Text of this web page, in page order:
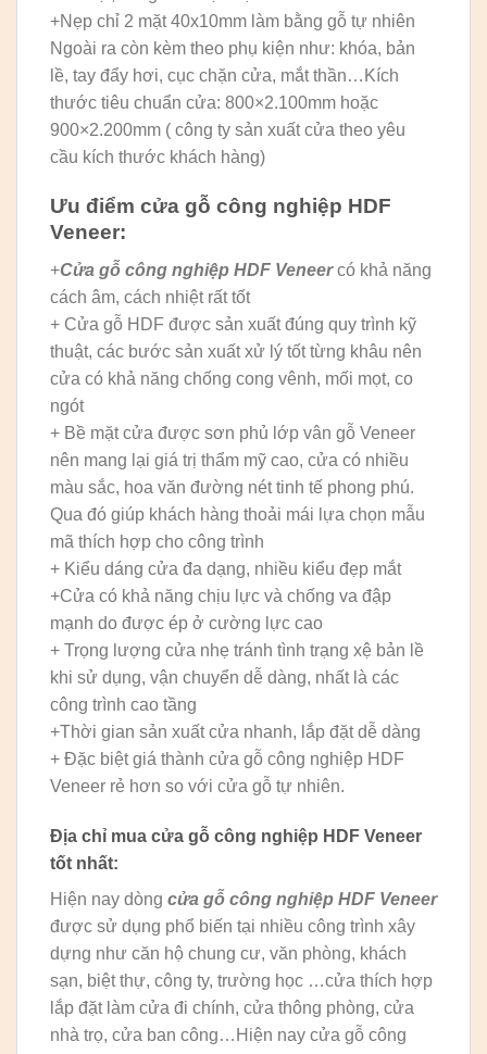
+Nẹp chỉ 2 mặt 40x10mm làm bằng gỗ tự nhiên
Ngoài ra còn kèm theo phụ kiện như: khóa, bản
lề, tay đẩy hơi, cục chặn cửa, mắt thần…Kích
thước tiêu chuẩn cửa: 800×2.100mm hoặc
900×2.200mm ( công ty sản xuất cửa theo yêu
cầu kích thước khách hàng)
Ưu điểm cửa gỗ công nghiệp HDF
Veneer:
+Cửa gỗ công nghiệp HDF Veneercó khả năng
cách âm, cách nhiệt rất tốt
+ Cửa gỗ HDF được sản xuất đúng quy trình kỹ
thuật, các bước sản xuất xử lý tốt từng khâu nên
cửa có khả năng chống cong vênh, mối mọt, co
ngót
+ Bề mặt cửa được sơn phủ lớp vân gỗ Veneer
nên mang lại giá trị thẩm mỹ cao, cửa có nhiều
màu sắc, hoa văn đường nét tinh tế phong phú.
Qua đó giúp khách hàng thoải mái lựa chọn mẫu
mã thích hợp cho công trình
+ Kiểu dáng cửa đa dạng, nhiều kiểu đẹp mắt
+Cửa có khả năng chịu lực và chống va đập
mạnh do được ép ở cường lực cao
+ Trọng lượng cửa nhẹ tránh tình trạng xệ bản lề
khi sử dụng, vận chuyển dễ dàng, nhất là các
công trình cao tầng
+Thời gian sản xuất cửa nhanh, lắp đặt dễ dàng
+ Đặc biệt giá thành cửa gỗ công nghiệp HDF
Veneer rẻ hơn so với cửa gỗ tự nhiên.
Địa chỉ mua cửa gỗ công nghiệp HDF Veneer
tốt nhất:
Hiện nay dòng cửa gỗ công nghiệp HDF Veneer
được sử dụng phổ biến tại nhiều công trình xây
dựng như căn hộ chung cư, văn phòng, khách
sạn, biệt thự, công ty, trường học …cửa thích hợp
lắp đặt làm cửa đi chính, cửa thông phòng, cửa
nhà trọ, cửa ban công…Hiện nay cửa gỗ công